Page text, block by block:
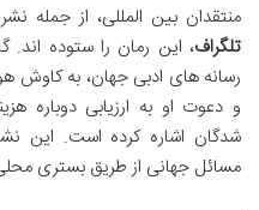
منتقدان بین المللی، از جمله
تلگراف، این رمان را ستوده اند.
رسانه های ادبی جهان، به کاوش
و دعوت او به ارزیابی دوباره
شدگان اشاره کرده است. این
مسائل جهانی از طریق بستری